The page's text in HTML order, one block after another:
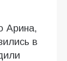
Арина,
в